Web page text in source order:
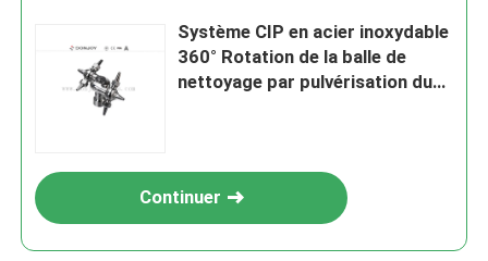
Système CIP en acier inoxydable
360° Rotation de la balle de
nettoyage par pulvérisation du
Continuer